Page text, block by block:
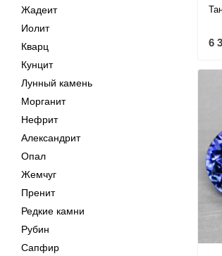
6
Жадеит
Иолит
Кварц
Кунцит
Лунный камень
Морганит
Нефрит
Александрит
Опал
Жемчуг
Пренит
Редкие камни
Рубин
Сапфир